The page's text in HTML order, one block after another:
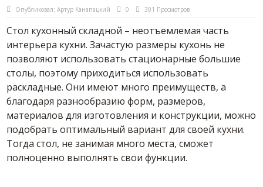
Опубликовал:Артур Канапацкий 0 301 Просмотров
Стол кухонный складной – неотъемлемая часть
интерьера кухни. Зачастую размеры кухонь не
позволяют использовать стационарные большие
столы, поэтому приходиться использовать
раскладные. Они имеют много преимуществ, а
благодаря разнообразию форм, размеров,
материалов для изготовления и конструкции, можно
подобрать оптимальный вариант для своей кухни.
Тогда стол, не занимая много места, сможет
полноценно выполнять свои функции.